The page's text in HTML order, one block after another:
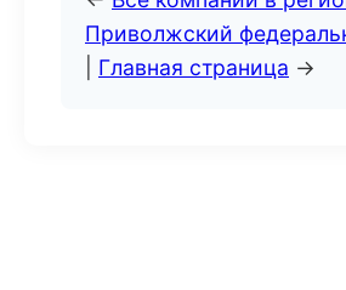
Приволжский
Главная страница →